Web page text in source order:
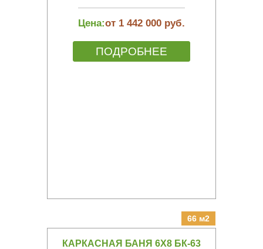
Цена:от 1 442 000 руб.
ПОДРОБНЕЕ
66 м2
КАРКАСНАЯ БАНЯ 6Х8 БК-63